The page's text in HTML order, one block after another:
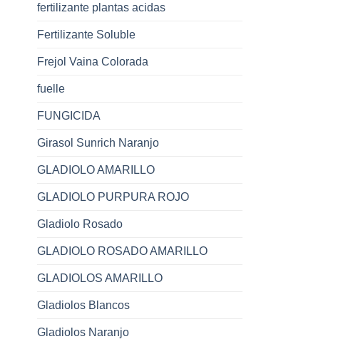
fertilizante plantas acidas
Fertilizante Soluble
Frejol Vaina Colorada
fuelle
FUNGICIDA
Girasol Sunrich Naranjo
GLADIOLO AMARILLO
GLADIOLO PURPURA ROJO
Gladiolo Rosado
GLADIOLO ROSADO AMARILLO
GLADIOLOS AMARILLO
Gladiolos Blancos
Gladiolos Naranjo